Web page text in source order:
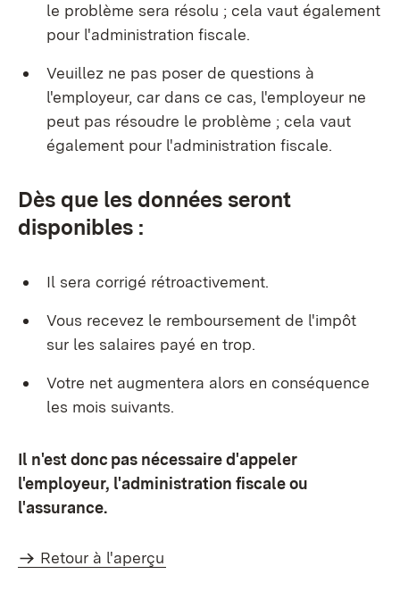
le problème sera résolu ; cela vaut également
pour l'administration fiscale.
Veuillez ne pas poser de questions à
l'employeur, car dans ce cas, l'employeur ne
peut pas résoudre le problème ; cela vaut
également pour l'administration fiscale.
Dès que les données seront
disponibles :
Il sera corrigé rétroactivement.
Vous recevez le remboursement de l'impôt
sur les salaires payé en trop.
Votre net augmentera alors en conséquence
les mois suivants.
Il n'est donc pas nécessaire d'appeler
l'employeur, l'administration fiscale ou
l'assurance.
Retour à l'aperçu